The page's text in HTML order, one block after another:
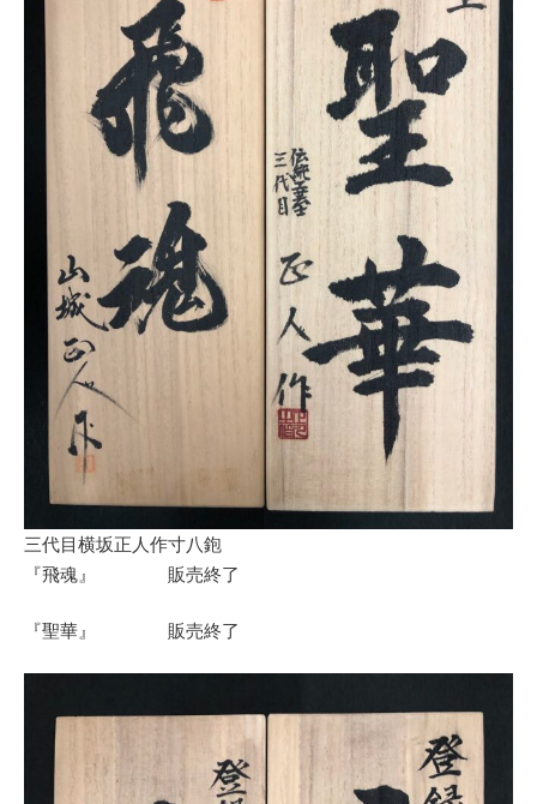
三代目横坂正人作寸八鉋
『飛魂』 販売終了
『聖華』 販売終了